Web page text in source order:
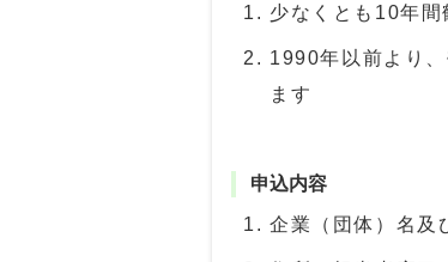
少なくとも10年間
1990年以前より
ます
申込内容
企業（団体）名及